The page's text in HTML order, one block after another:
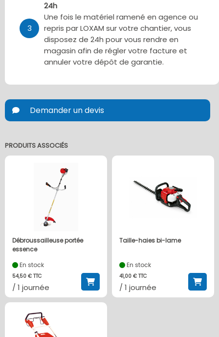
3
24h
Une fois le matériel ramené en agence ou
repris par LOXAM sur votre chantier, vous
disposez de 24h pour vous rendre en
magasin afin de régler votre facture et
annuler votre dépôt de garantie.
Demander un devis
PRODUITS ASSOCIÉS
Débroussailleuse portée
essence
En stock
54,50 € TTC
/ 1 journée
Taille-haies bi-lame
En stock
41,00 € TTC
/ 1 journée